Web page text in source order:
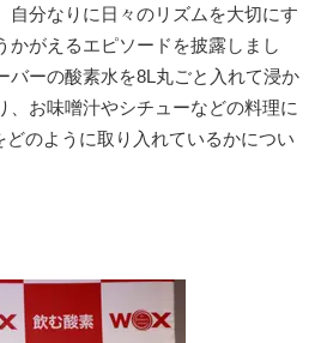
分なりに日々のリズムを大切にす
かがえるエピソードを披露しまし
バーの酸素水を8L丸ごと入れて浸か
、お味噌汁やシチューなどの料理に
のように取り入れているかについ